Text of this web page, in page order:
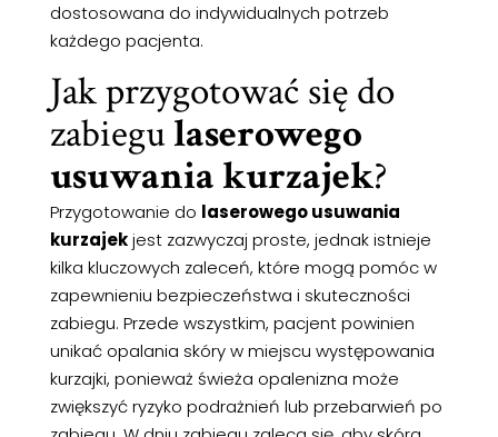
dostosowana do indywidualnych potrzeb
każdego pacjenta.
Jak przygotować się do
zabiegulaserowego
usuwania kurzajek?
Przygotowanie do laserowego usuwania
kurzajekjest zazwyczaj proste, jednak istnieje
kilka kluczowych zaleceń, które mogą pomóc w
zapewnieniu bezpieczeństwa i skuteczności
zabiegu. Przede wszystkim, pacjent powinien
unikać opalania skóry w miejscu występowania
kurzajki, ponieważ świeża opalenizna może
zwiększyć ryzyko podrażnień lub przebarwień po